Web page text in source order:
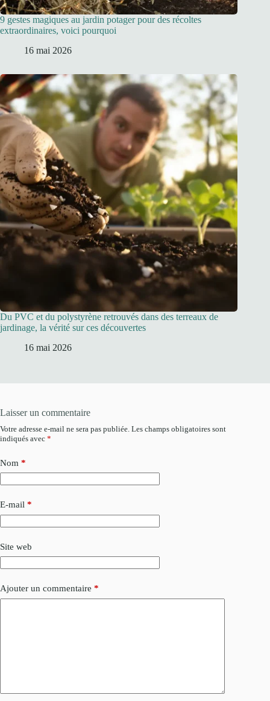
9 gestes magiques au jardin potager pour des récoltes
extraordinaires, voici pourquoi
16 mai 2026
Du PVC et du polystyrène retrouvés dans des terreaux de
jardinage, la vérité sur ces découvertes
16 mai 2026
Laisser un commentaire
Votre adresse e-mail ne sera pas publiée. Les champs obligatoires sont
indiqués avec *
Nom *
E-mail *
Site web
Ajouter un commentaire *